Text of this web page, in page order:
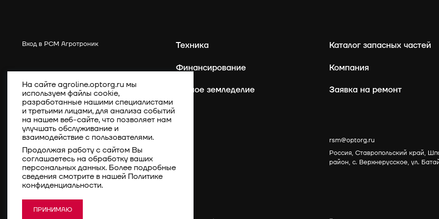
Вход в РСМ Агротроник
Техника
Финансирование
Точное земледелие
Каталог запасных частей
Компания
Заявка на ремонт
rsm@optorg.ru
Россия, Ставропольский край,
район, с. Верхнерусское, ул.
На сайте agroline.optorg.ru мы
используем файлы cookie,
разработанные нашими специалистами
и третьими лицами, для анализа событий
на нашем веб-сайте, что позволяет нам
улучшать обслуживание и
взаимодействие с пользователями.
Продолжая работу с сайтом Вы
соглашаетесь на обработку ваших
персональных данных. Более подробные
сведения смотрите в нашей Политике
конфиденциальности.
ПРИНИМАЮ